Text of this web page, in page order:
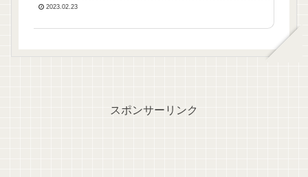
2023.02.23
スポンサーリンク